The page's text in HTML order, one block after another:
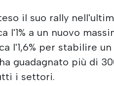
il suo rally
l'1% a un nuovo
l'1,6% per stabilire
guadagnato più di
i settori.